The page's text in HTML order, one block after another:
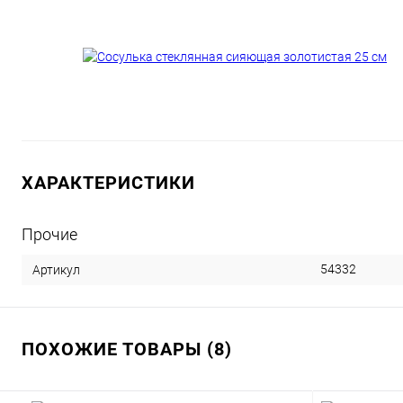
ХАРАКТЕРИСТИКИ
Прочие
Артикул 54332
ПОХОЖИЕ ТОВАРЫ (8)